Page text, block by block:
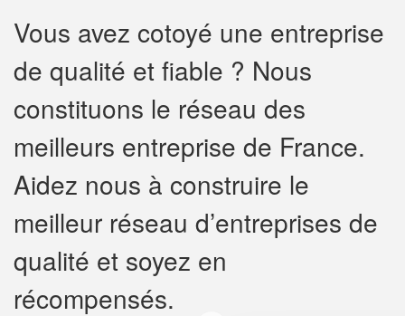
Vous avez cotoyé une entreprise
de qualité et fiable ? Nous
constituons le réseau des
meilleurs entreprise de France.
Aidez nous à construire le
meilleur réseau d’entreprises de
qualité et soyez en
récompensés.